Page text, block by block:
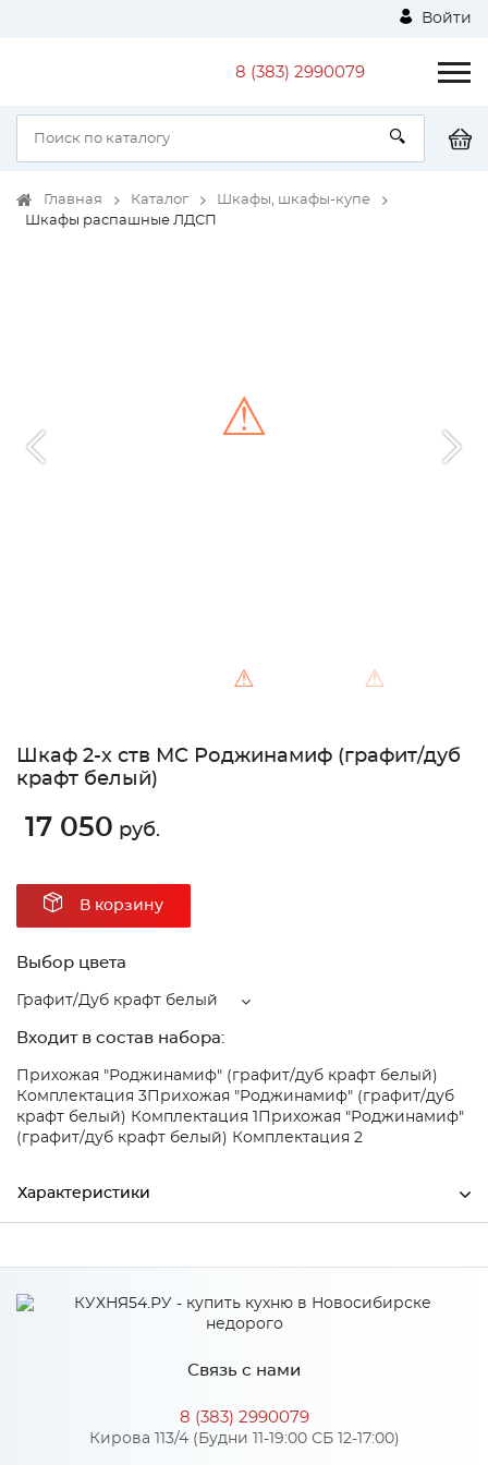
Войти
8 (383) 2990079
Главная Каталог
Шкафы, шкафы-купе
Шкафы распашные ЛДСП
⚠ ⚠
⚠
Шкаф 2-х ств МС Роджинамиф (графит/дуб
крафт белый)
17 050 руб.
В корзину
Выбор цвета
Графит/Дуб крафт белый
Входит в состав набора:
Прихожая "Роджинамиф" (графит/дуб крафт белый)
Комплектация 3 Прихожая "Роджинамиф" (графит/дуб
крафт белый) Комплектация 1
Прихожая "Роджинамиф"
(графит/дуб крафт белый) Комплектация 2
Характеристики
Высота 2400
Графит/Дуб крафт белый
Связь с нами
8 (383) 2990079
Кирова 113/4 (Будни 11-19:00 СБ 12-17:00)